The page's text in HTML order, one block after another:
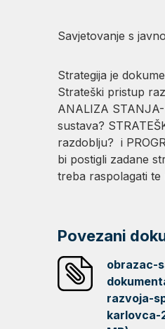
Savjetovanje s
Strategija je
Strateški pristup
ANALIZA
sustava?
razdoblju? i
bi postigli zadane
treba raspolagati te
Povezani
obrazac-
razvoja-
karlovca-